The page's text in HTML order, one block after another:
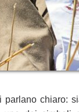
parlano chiaro: